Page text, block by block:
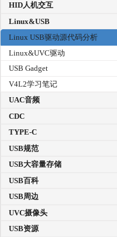
HID人机交互
Linux&USB
Linux USB驱动源代码分析
Linux&UVC驱动
USB Gadget
V4L2学习笔记
UAC音频
CDC
TYPE-C
USB规范
USB大容量存储
USB百科
USB周边
UVC摄像头
USB资源